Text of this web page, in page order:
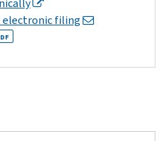
electronic filing